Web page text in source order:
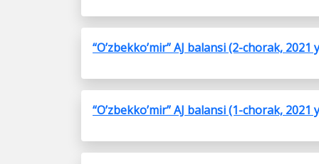
“O’zbekko’mir” AJ balansi (2-chorak, 2021
“O’zbekko’mir” AJ balansi (1-chorak, 2021